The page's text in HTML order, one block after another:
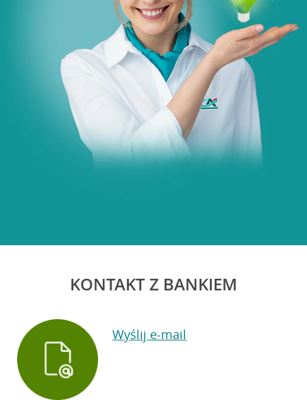
KONTAKT Z BANKIEM
Wyślij e-mail